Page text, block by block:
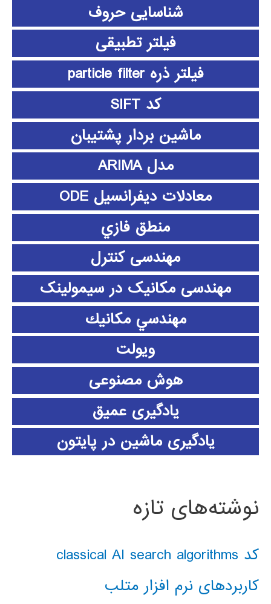
شناسایی حروف
فیلتر تطبیقی
فیلتر ذره particle filter
کد SIFT
ماشین بردار پشتیبان
مدل ARIMA
معادلات دیفرانسیل ODE
منطق فازي
مهندسی کنترل
مهندسی مکانیک در سیمولینک
مهندسي مكانيك
ویولت
هوش مصنوعی
یادگیری عمیق
یادگیری ماشین در پایتون
نوشته‌های تازه
کد classical AI search algorithms
کاربردهای نرم افزار متلب